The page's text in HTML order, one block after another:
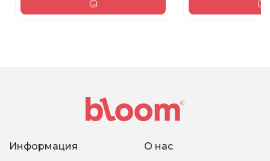
Информация О нас